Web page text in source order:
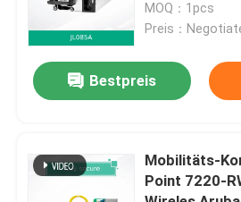
Neuigkeiten
Angebot anfordern
MOQ：1pcs
Preis：
Bestpreis
Mobilitäts-
Point 7220-